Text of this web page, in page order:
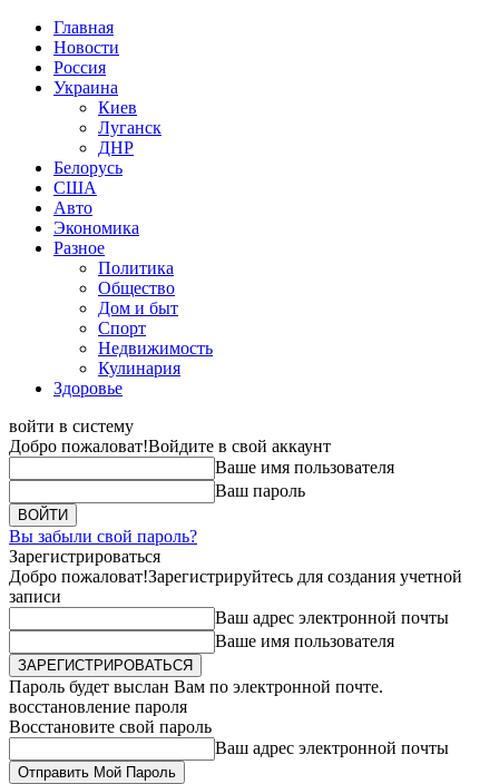
Главная
Новости
Россия
Украина
Киев
Луганск
ДНР
Белорусь
США
Авто
Экономика
Разное
Политика
Общество
Дом и быт
Спорт
Недвижимость
Кулинария
Здоровье
войти в систему
Добро пожаловат!Войдите в свой аккаунт
Ваше имя пользователя
Ваш пароль
Вы забыли свой пароль?
Зарегистрироваться
Добро пожаловат!Зарегистрируйтесь для создания учетной
записи
Ваш адрес электронной почты
Ваше имя пользователя
Пароль будет выслан Вам по электронной почте.
восстановление пароля
Восстановите свой пароль
Ваш адрес электронной почты